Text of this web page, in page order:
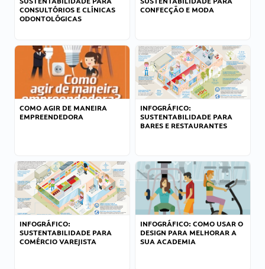
CONSULTÓRIOS E CLÍNICAS
ODONTOLÓGICAS
CONFECÇÃO E MODA
COMO AGIR DE MANEIRA
EMPREENDEDORA
INFOGRÁFICO:
SUSTENTABILIDADE PARA
BARES E RESTAURANTES
INFOGRÁFICO:
SUSTENTABILIDADE PARA
COMÉRCIO VAREJISTA
INFOGRÁFICO: COMO USAR O
DESIGN PARA MELHORAR A
SUA ACADEMIA